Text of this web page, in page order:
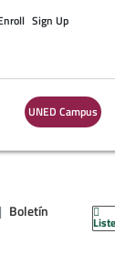
Sign Up
UNED Campus
Boletín